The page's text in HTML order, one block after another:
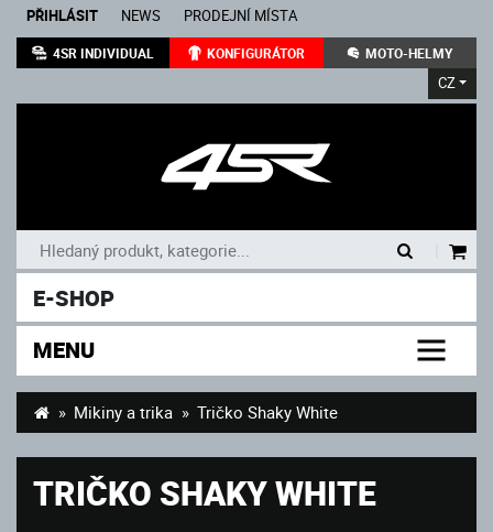
PŘIHLÁSIT NEWS PRODEJNÍ MÍSTA
4SR INDIVIDUAL KONFIGURÁTOR MOTO-HELMY
CZ
E-SHOP
MENU
Mikiny a trika Tričko Shaky White
TRIČKO SHAKY WHITE